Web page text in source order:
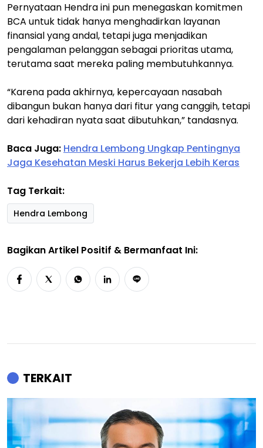
Pernyataan Hendra ini pun menegaskan komitmen
BCA untuk tidak hanya menghadirkan layanan
finansial yang andal, tetapi juga menjadikan
pengalaman pelanggan sebagai prioritas utama,
terutama saat mereka paling membutuhkannya.
“Karena pada akhirnya, kepercayaan nasabah
dibangun bukan hanya dari fitur yang canggih, tetapi
dari kehadiran nyata saat dibutuhkan,” tandasnya.
Baca Juga: Hendra Lembong Ungkap Pentingnya
Jaga Kesehatan Meski Harus Bekerja Lebih Keras
Tag Terkait:
Hendra Lembong
Bagikan Artikel Positif & Bermanfaat Ini:
TERKAIT